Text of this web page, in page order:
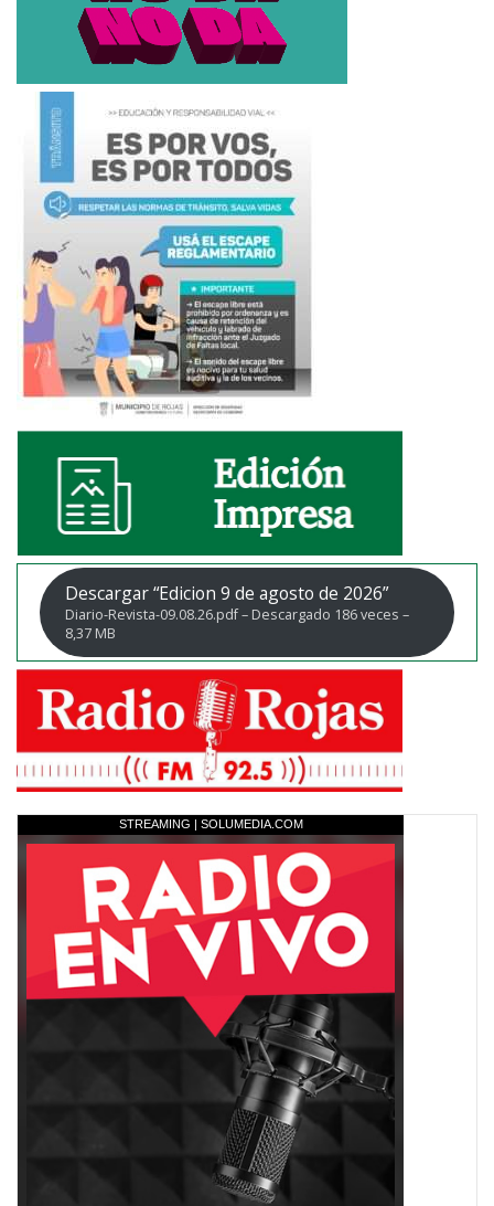
Descargar “Edicion 9 de agosto de 2026”
Diario-Revista-09.08.26.pdf – Descargado 186 veces –
8,37 MB